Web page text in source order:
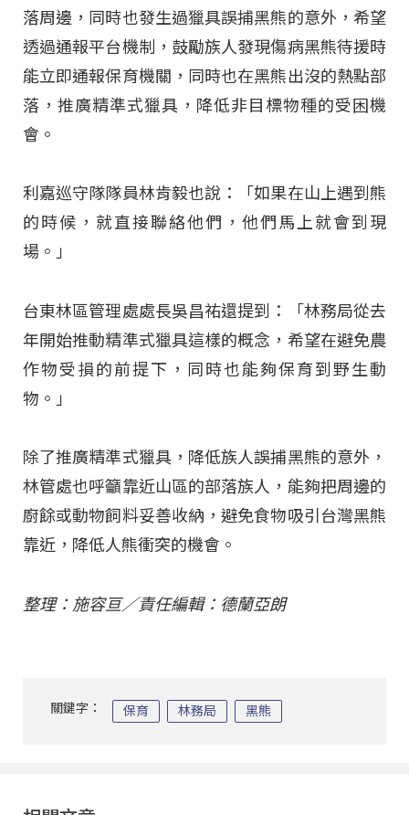
落周邊，同時也發生過獵具誤捕黑熊的意外，希望
透過通報平台機制，鼓勵族人發現傷病黑熊待援時
能立即通報保育機關，同時也在黑熊出沒的熱點部
落，推廣精準式獵具，降低非目標物種的受困機
會。
利嘉巡守隊隊員林肯毅也說：「如果在山上遇到熊
的時候，就直接聯絡他們，他們馬上就會到現
場。」
台東林區管理處處長吳昌祐還提到：「林務局從去
年開始推動精準式獵具這樣的概念，希望在避免農
作物受損的前提下，同時也能夠保育到野生動
物。」
除了推廣精準式獵具，降低族人誤捕黑熊的意外，
林管處也呼籲靠近山區的部落族人，能夠把周邊的
廚餘或動物飼料妥善收納，避免食物吸引台灣黑熊
靠近，降低人熊衝突的機會。
整理：施容亘／責任編輯：德蘭亞朗
關鍵字： 保育 林務局 黑熊